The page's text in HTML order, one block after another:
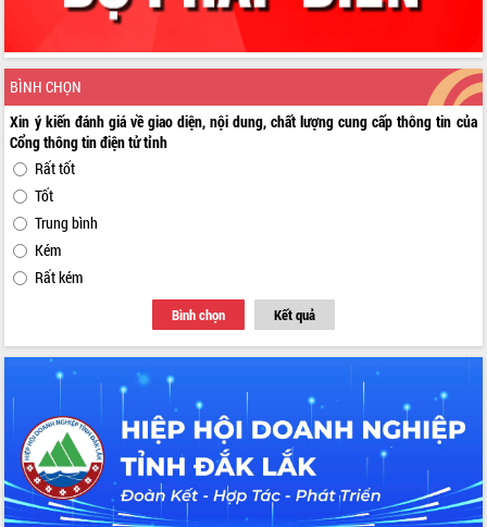
BÌNH CHỌN
Xin ý kiến đánh giá về giao diện, nội dung, chất lượng cung cấp thông tin của
Cổng thông tin điện tử tỉnh
Rất tốt
Tốt
Trung bình
Kém
Rất kém
Bình chọn Kết quả